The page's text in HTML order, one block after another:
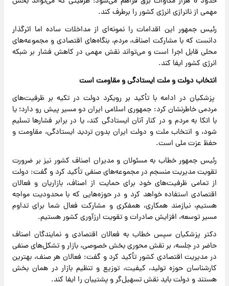
مهمی از ناترازی انرژی کشور را برطرف کند.
رئیس جمهور این اقدامات را نمونه‌ای از مداخلات ساده اما اثرگذار
دانست که با مشارکت اصناف، مردم، بنگاه‌های اقتصادی و مجموعه‌های
محلی قابل اجرا است و می‌تواند نقش مهمی در کاهش فشار بر شبکه
انرژی کشور ایفا کند.
انتخاب دولت و ملت ایستادگی و مقاومت است
پزشکیان در ادامه با تأکید بر رویکرد دولت در تکیه بر ظرفیت‌های
مردمی خاطرنشان کرد: جمهوری اسلامی ایران دو مسیر پیش رو دارد؛ یا
با اتکا به مردم و در کنار آنان ایستادگی کند، یا در برابر فشارها تسلیم
شود، و انتخاب ملت و دولت ایران بدون تردید ایستادگی، مقاومت و
حفظ عزت ملی است.
رئیس جمهور خطاب به مسئولان و مدیران اصناف کشور نیز بر ضرورت
تقویت مدیریت منسجم در مجموعه‌های صنفی تأکید کرد و گفت: دولت
از تمامی ظرفیت‌های خود برای حمایت از اصناف، بازاریان و فعالان
اقتصادی استفاده خواهد کرد و در حوزه‌هایی که با محدودیت مواجه
هستیم، نیازمند همکاری، همفکری و مشارکت فعال شما برای تداوم
مسیر توسعه، افزایش صادرات و تقویت ارزآوری کشور هستیم.
دکتر پزشکیان سپس خطاب به فعالان اقتصادی و نمایندگان اصناف
حاضر در جلسه، بر نقش محوری بخش خصوصی، بازار و تشکل‌های صنفی
در مدیریت اقتصادی کشور تأکید کرد و گفت: فعالان هر صنف، بهترین
کارشناسان حوزه تولید، کیفیت، توزیع و تنظیم بازار در همان بخش
هستند و دولت باید نقش تسهیل‌گر و پشتیبان را ایفا کند.